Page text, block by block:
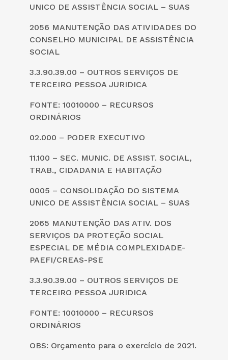
UNICO DE ASSISTÊNCIA SOCIAL – SUAS
2056 MANUTENÇÃO DAS ATIVIDADES DO
CONSELHO MUNICIPAL DE ASSISTÊNCIA
SOCIAL
3.3.90.39.00 – OUTROS SERVIÇOS DE
TERCEIRO PESSOA JURIDICA
FONTE: 10010000 – RECURSOS
ORDINÁRIOS
02.000 – PODER EXECUTIVO
11.100 – SEC. MUNIC. DE ASSIST. SOCIAL,
TRAB., CIDADANIA E HABITAÇÃO
0005 – CONSOLIDAÇÃO DO SISTEMA
UNICO DE ASSISTÊNCIA SOCIAL – SUAS
2065 MANUTENÇÃO DAS ATIV. DOS
SERVIÇOS DA PROTEÇÃO SOCIAL
ESPECIAL DE MÉDIA COMPLEXIDADE-
PAEFI/CREAS-PSE
3.3.90.39.00 – OUTROS SERVIÇOS DE
TERCEIRO PESSOA JURIDICA
FONTE: 10010000 – RECURSOS
ORDINÁRIOS
OBS: Orçamento para o exercício de 2021.